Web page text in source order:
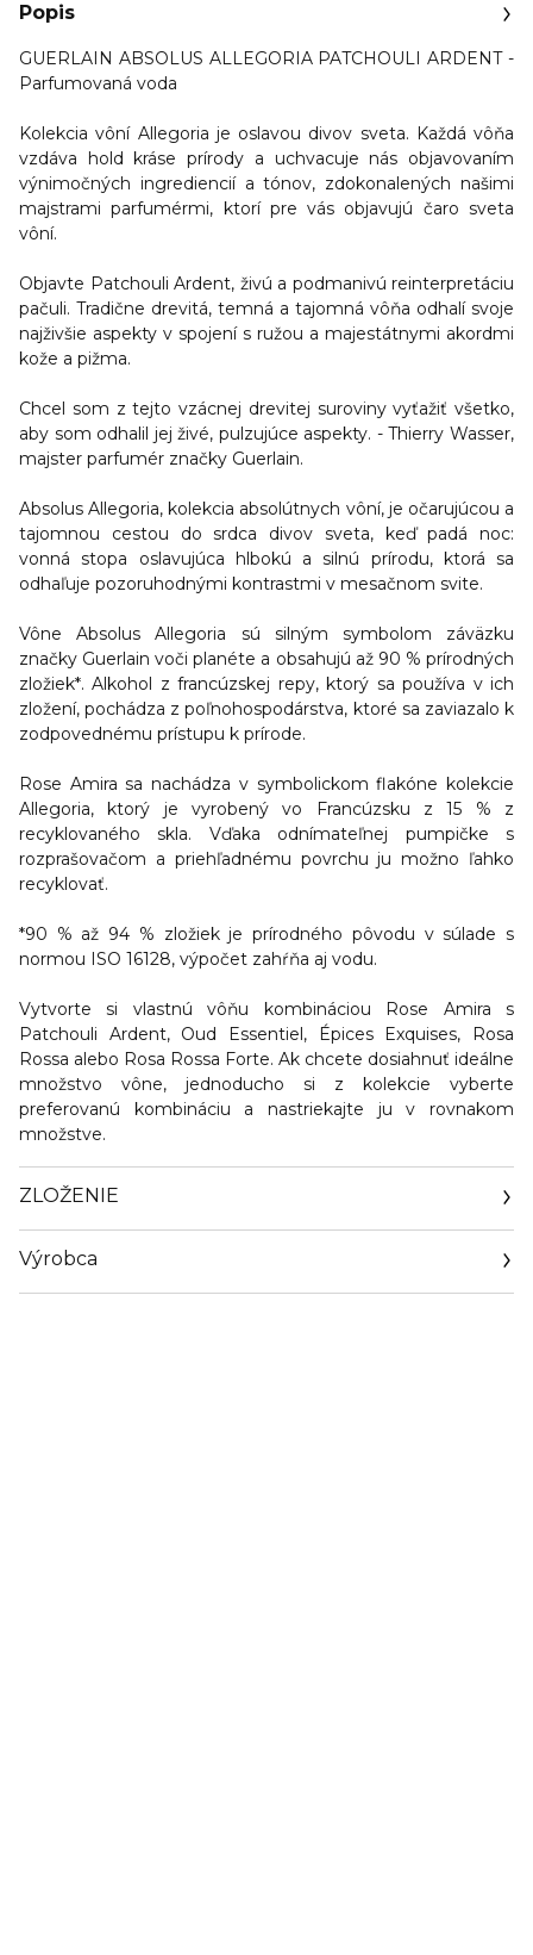
Popis
GUERLAIN ABSOLUS ALLEGORIA PATCHOULI ARDENT -
Parfumovaná voda
Kolekcia vôní Allegoria je oslavou divov sveta. Každá vôňa
vzdáva hold kráse prírody a uchvacuje nás objavovaním
výnimočných ingrediencií a tónov, zdokonalených našimi
majstrami parfumérmi, ktorí pre vás objavujú čaro sveta
vôní.
Objavte Patchouli Ardent, živú a podmanivú reinterpretáciu
pačuli. Tradične drevitá, temná a tajomná vôňa odhalí svoje
najživšie aspekty v spojení s ružou a majestátnymi akordmi
kože a pižma.
Chcel som z tejto vzácnej drevitej suroviny vyťažiť všetko,
aby som odhalil jej živé, pulzujúce aspekty. - Thierry Wasser,
majster parfumér značky Guerlain.
Absolus Allegoria, kolekcia absolútnych vôní,je očarujúcou a
tajomnou cestou do srdca divov sveta, keď padá noc:
vonná stopa oslavujúca hlbokú a silnú prírodu, ktorá sa
odhaľuje pozoruhodnými kontrastmi v mesačnom svite.
Vône Absolus Allegoria sú silným symbolom záväzku
značky Guerlain voči planéte a obsahujú až 90 % prírodných
zložiek*. Alkohol z francúzskej repy, ktorý sa používa v ich
zložení, pochádza z poľnohospodárstva, ktoré sa zaviazalo k
zodpovednému prístupu k prírode.
Rose Amira sa nachádza v symbolickom flakóne kolekcie
Allegoria, ktorý je vyrobený vo Francúzsku z 15 % z
recyklovaného skla. Vďaka odnímateľnej pumpičke s
rozprašovačom a priehľadnému povrchu ju možno ľahko
recyklovať.
*90 % až 94 % zložiek je prírodného pôvodu v súlade s
normou ISO 16128, výpočet zahŕňa aj vodu.
Vytvorte si vlastnú vôňu kombináciou Rose Amira s
Patchouli Ardent, Oud Essentiel, Épices Exquises, Rosa
Rossa alebo Rosa Rossa Forte. Ak chcete dosiahnuť ideálne
množstvo vône, jednoducho si z kolekcie vyberte
preferovanú kombináciu a nastriekajte ju v rovnakom
množstve.
ZLOŽENIE
Výrobca